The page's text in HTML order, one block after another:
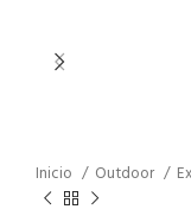
Inicio Outdoor